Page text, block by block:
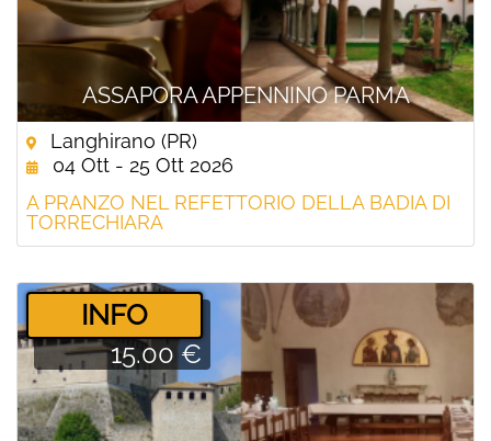
ASSAPORA APPENNINO PARMA
Langhirano (PR)
04 Ott - 25 Ott 2026
A PRANZO NEL REFETTORIO DELLA BADIA DI
TORRECHIARA
­INFO
15.00 €